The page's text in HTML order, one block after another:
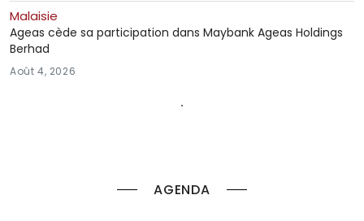
AGENDA
Malaisie
Ageas cède sa participation dans Maybank Ageas Holdings
Berhad
Août 4, 2026